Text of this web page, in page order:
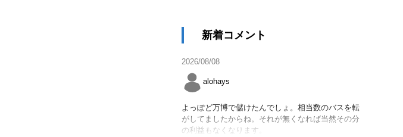
新着コメント
2026/08/08
alohays
よっぽど万博で儲けたんでしょ。相当数のバスを転
がしてましたからね。それが無くなれば当然その分
の利益もなくなります。